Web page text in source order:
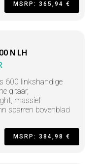
MSRP: 365,94 €
N LH
600 linkshandige
gitaar,
massief
sparren bovenblad
MSRP: 384,98 €